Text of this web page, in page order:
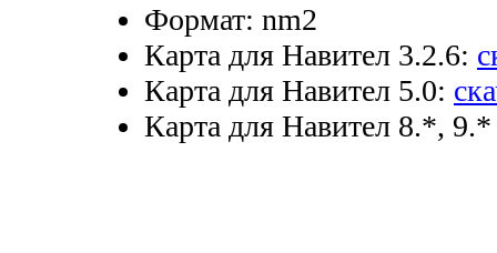
Формат: nm2
Карта для Навител 3.2.6:
Карта для Навител 5.0:
Карта для Навител 8.*,